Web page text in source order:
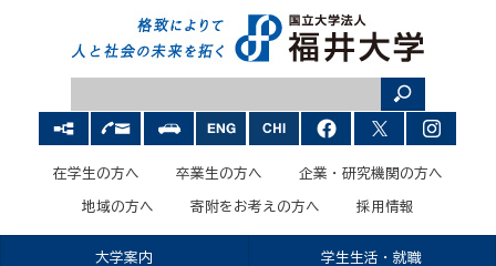
在学生の方へ 卒業生の方へ 企業・研究機関の方へ
地域の方へ 寄附をお考えの方へ 採用情報
大学案内 学生生活・就職